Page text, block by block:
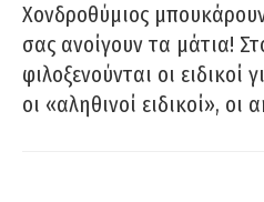
Χονδροθύμιος
σας ανοίγουν τα μάτια!
φιλοξενούνται οι ειδικοί
οι «αληθινοί ειδικοί», οι